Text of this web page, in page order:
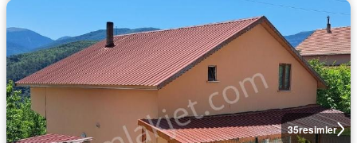
35resimler